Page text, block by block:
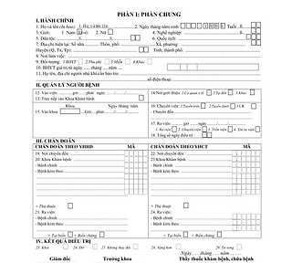
1. Họ và tên (In
hoa):
1 9 9 5
8
8
X
X